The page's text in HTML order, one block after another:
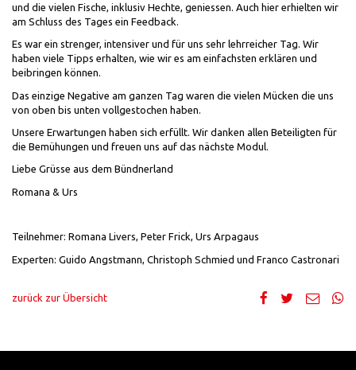
und die vielen Fische, inklusiv Hechte, geniessen. Auch hier erhielten wir
am Schluss des Tages ein Feedback.
Es war ein strenger, intensiver und für uns sehr lehrreicher Tag. Wir
haben viele Tipps erhalten, wie wir es am einfachsten erklären und
beibringen können.
Das einzige Negative am ganzen Tag waren die vielen Mücken die uns
von oben bis unten vollgestochen haben.
Unsere Erwartungen haben sich erfüllt. Wir danken allen Beteiligten für
die Bemühungen und freuen uns auf das nächste Modul.
Liebe Grüsse aus dem Bündnerland
Romana & Urs
Teilnehmer: Romana Livers, Peter Frick, Urs Arpagaus
Experten: Guido Angstmann, Christoph Schmied und Franco Castronari
zurück zur Übersicht